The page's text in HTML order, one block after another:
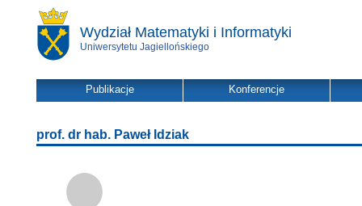
Wydział Matematyki i Informatyki
Uniwersytetu Jagiellońskiego
Publikacje Konferencje
prof. dr hab. Paweł Idziak